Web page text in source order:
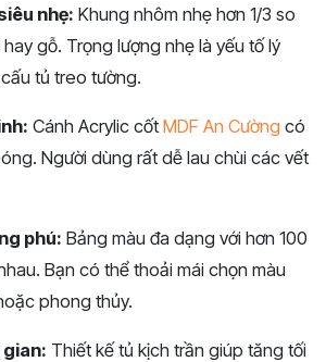
nhẹ: Khung nhôm nhẹ hơn 1/3 so
gỗ. Trọng lượng nhẹ là yếu tố lý
tủ treo tường.
Cánh Acrylic cốt MDF An Cường có
Người dùng rất dễ lau chùi các vết
phú: Bảng màu đa dạng với hơn 100
Bạn có thể thoải mái chọn màu
phong thủy.
gian: Thiết kế tủ kịch trần giúp tăng tối